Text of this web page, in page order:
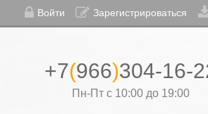
Войти Зарегистрироваться
+7(966)304-16-
Пн-Пт с 10:00 до 19:00